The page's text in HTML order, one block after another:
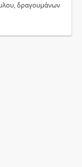
δραγουμάνων